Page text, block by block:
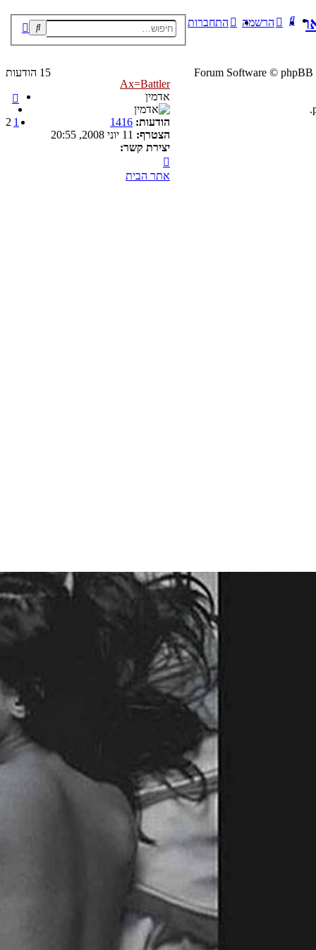
חיפושחיפוש
מתקדם
התחברות הרשמהחיפוש
15 הודעות
הקודם
1
2
Ax=Battler
אדמין
הודעות: 1416
הצטרף:
יצירת קשר:
קשר
עם
אתר הבית
® Forum Software © phpBB